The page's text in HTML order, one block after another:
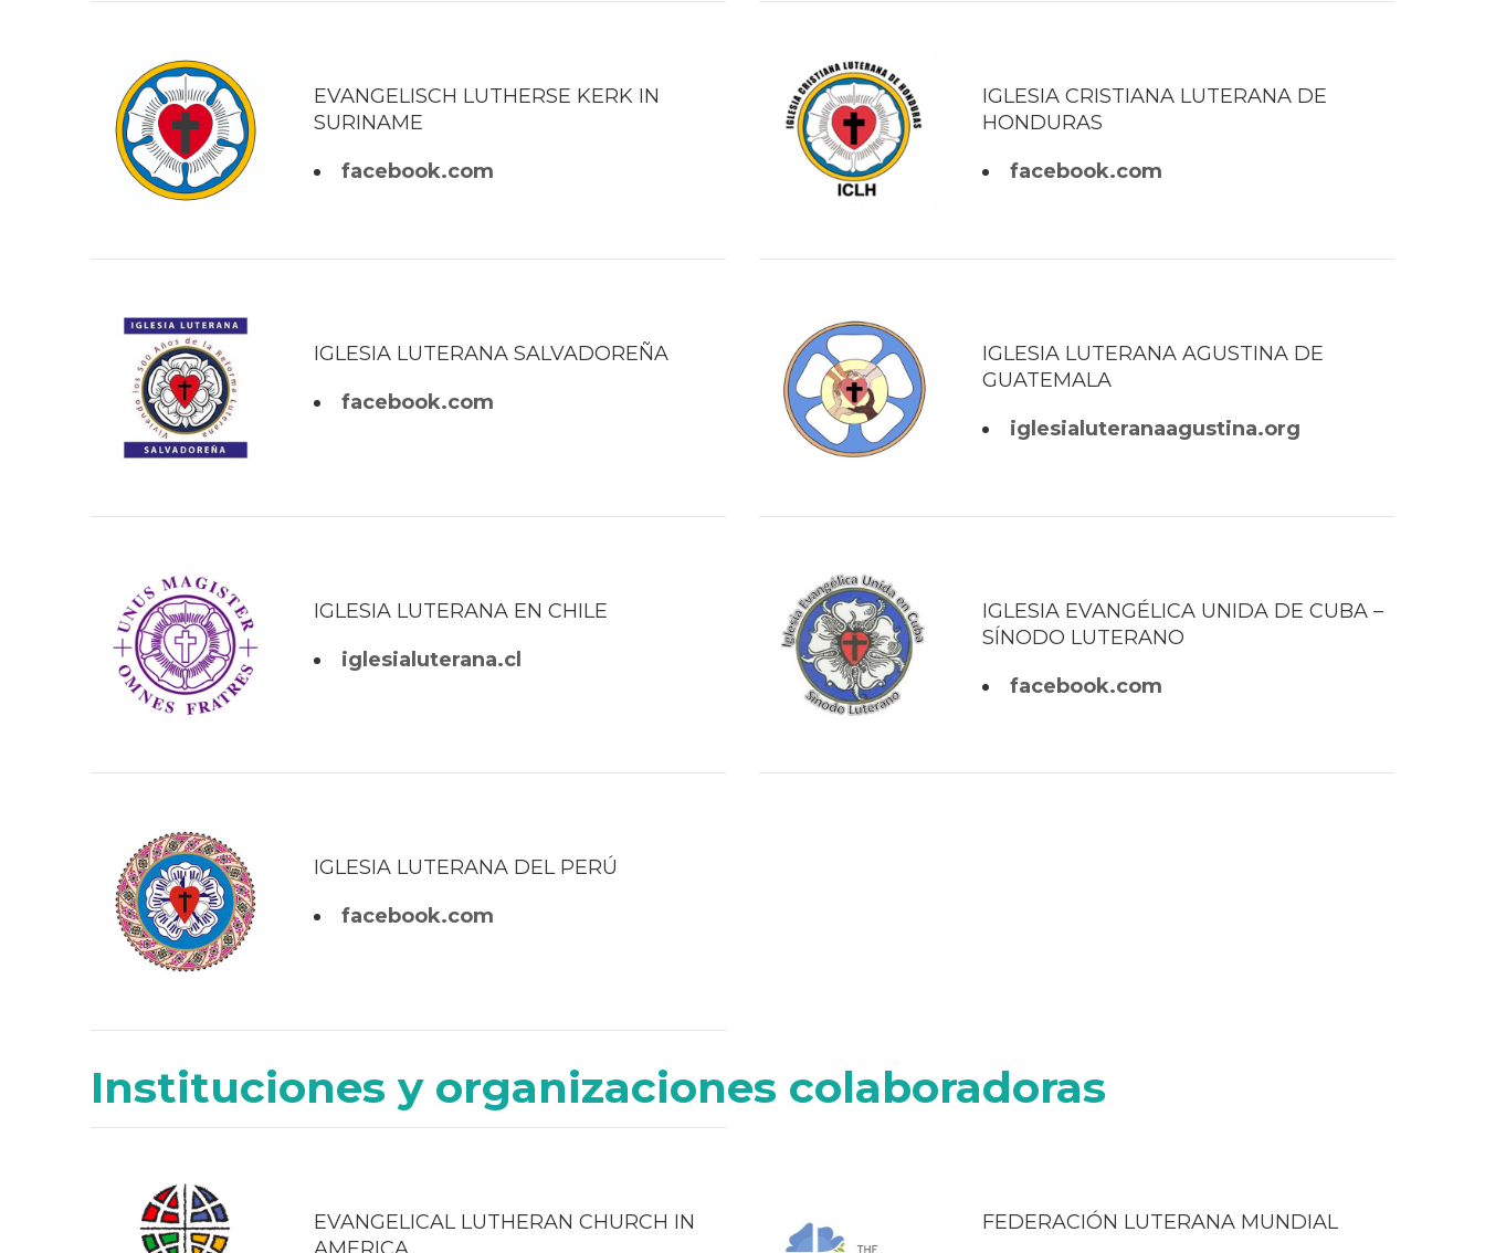
EVANGELISCH LUTHERSE KERK IN
SURINAME
facebook.com
IGLESIA CRISTIANA LUTERANA DE
HONDURAS
facebook.com
IGLESIA LUTERANA SALVADOREÑA
facebook.com
IGLESIA LUTERANA AGUSTINA DE
GUATEMALA
iglesialuteranaagustina.org
IGLESIA LUTERANA EN CHILE
iglesialuterana.cl
IGLESIA EVANGÉLICA UNIDA DE CUBA –
SÍNODO LUTERANO
facebook.com
IGLESIA LUTERANA DEL PERÚ
facebook.com
Instituciones y organizaciones colaboradoras
EVANGELICAL LUTHERAN CHURCH IN
FEDERACIÓN LUTERANA MUNDIAL